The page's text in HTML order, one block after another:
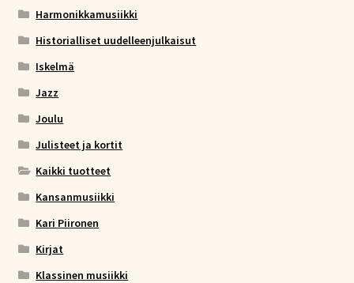
Harmonikkamusiikki
Historialliset uudelleenjulkaisut
Iskelmä
Jazz
Joulu
Julisteet ja kortit
Kaikki tuotteet
Kansanmusiikki
Kari Piironen
Kirjat
Klassinen musiikki